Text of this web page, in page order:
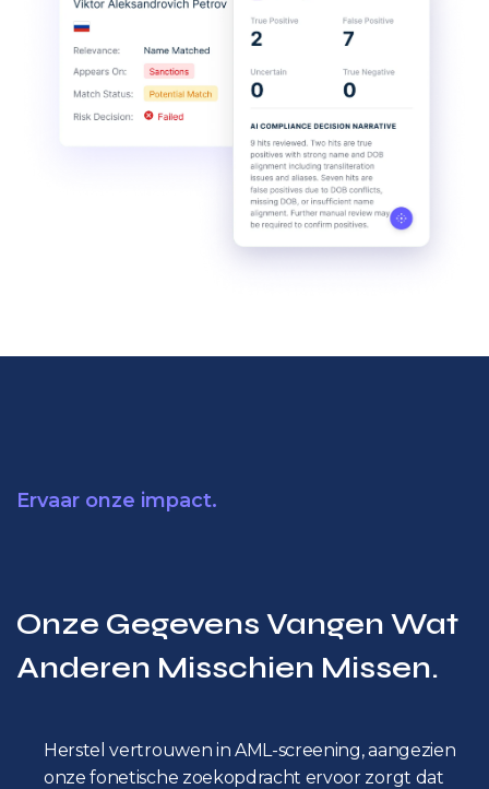
Ervaar onze impact.
Onze Gegevens Vangen Wat
Anderen Misschien Missen.
Herstel vertrouwen in AML-screening, aangezien
onze fonetische zoekopdracht ervoor zorgt dat